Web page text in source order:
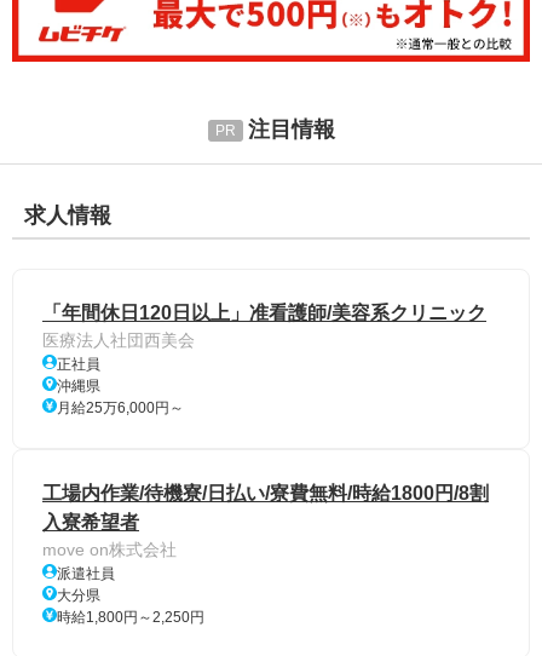
注目情報
求人情報
「年間休日120日以上」准看護師/美容系クリニック
医療法人社団西美会
正社員
沖縄県
月給25万6,000円～
工場内作業/待機寮/日払い/寮費無料/時給1800円/8割
入寮希望者
move on株式会社
派遣社員
大分県
時給1,800円～2,250円